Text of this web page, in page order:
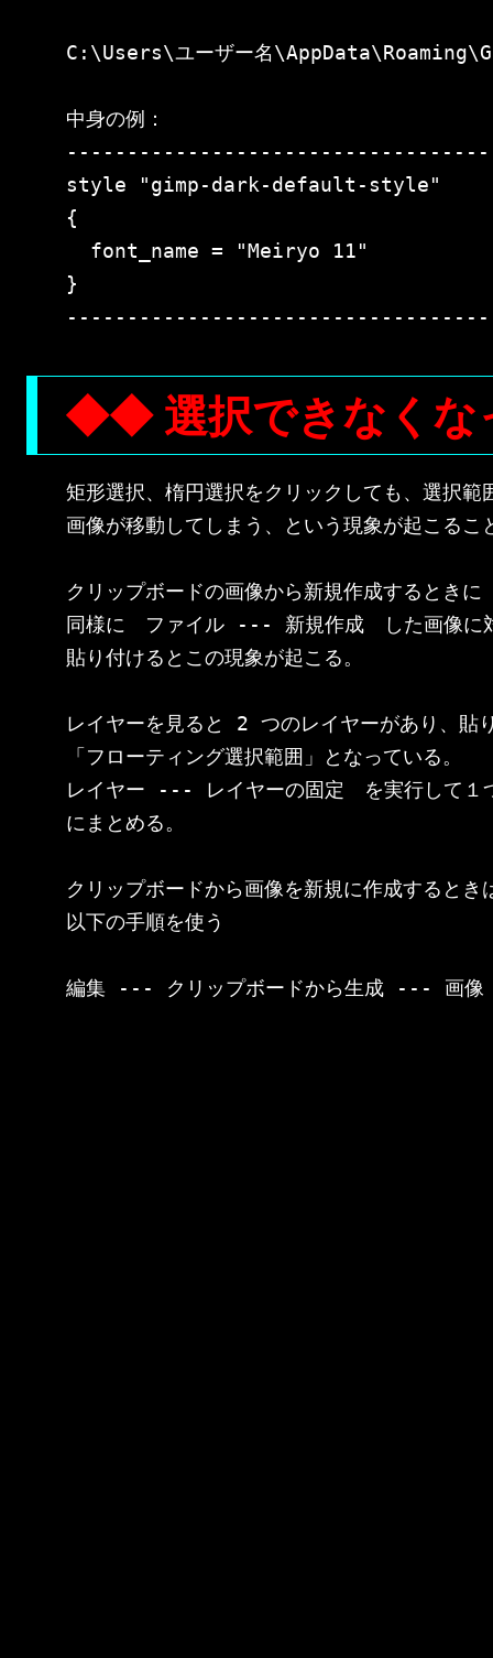
C:\Users\ユーザー名
中身の例：
style "gimp-dark-default-style"
{
  font_name = "Meiryo 11"
}
◆◆ 選択できなく
矩形選択、楕円選択をクリックしても、選択範
画像が移動してしまう、という現象が起こるこ
クリップボードの画像から新規作成するとき
同様に　ファイル --- 新規作成　した画像に
貼り付けるとこの現象が起こる。
レイヤーを見ると 2 つのレイヤーがあり、貼
「フローティング選択範囲」となっている。
レイヤー --- レイヤーの固定　を実行して１
にまとめる。
クリップボードから画像を新規に作成するとき
以下の手順を使う